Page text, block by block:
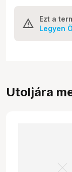
Ezt a
Legyen
Utoljára